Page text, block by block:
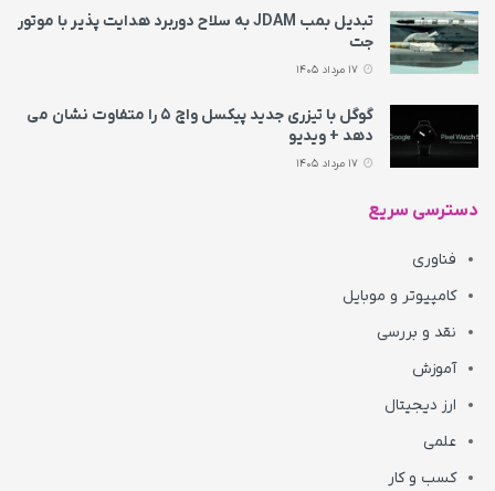
تبدیل بمب JDAM به سلاح دوربرد هدایت پذیر با موتور
جت
گوگل با تیزری جدید پیکسل واچ ۵ را متفاوت نشان می‌
دهد + ویدیو
دسترسی سریع
فناوری
کامپیوتر و موبایل
نقد و بررسی
آموزش
ارز دیجیتال
علمی
کسب و کار